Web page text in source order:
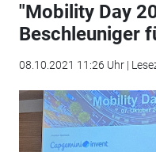
"Mobility Day
Beschleuniger
08.10.2021 11:26 Uhr |